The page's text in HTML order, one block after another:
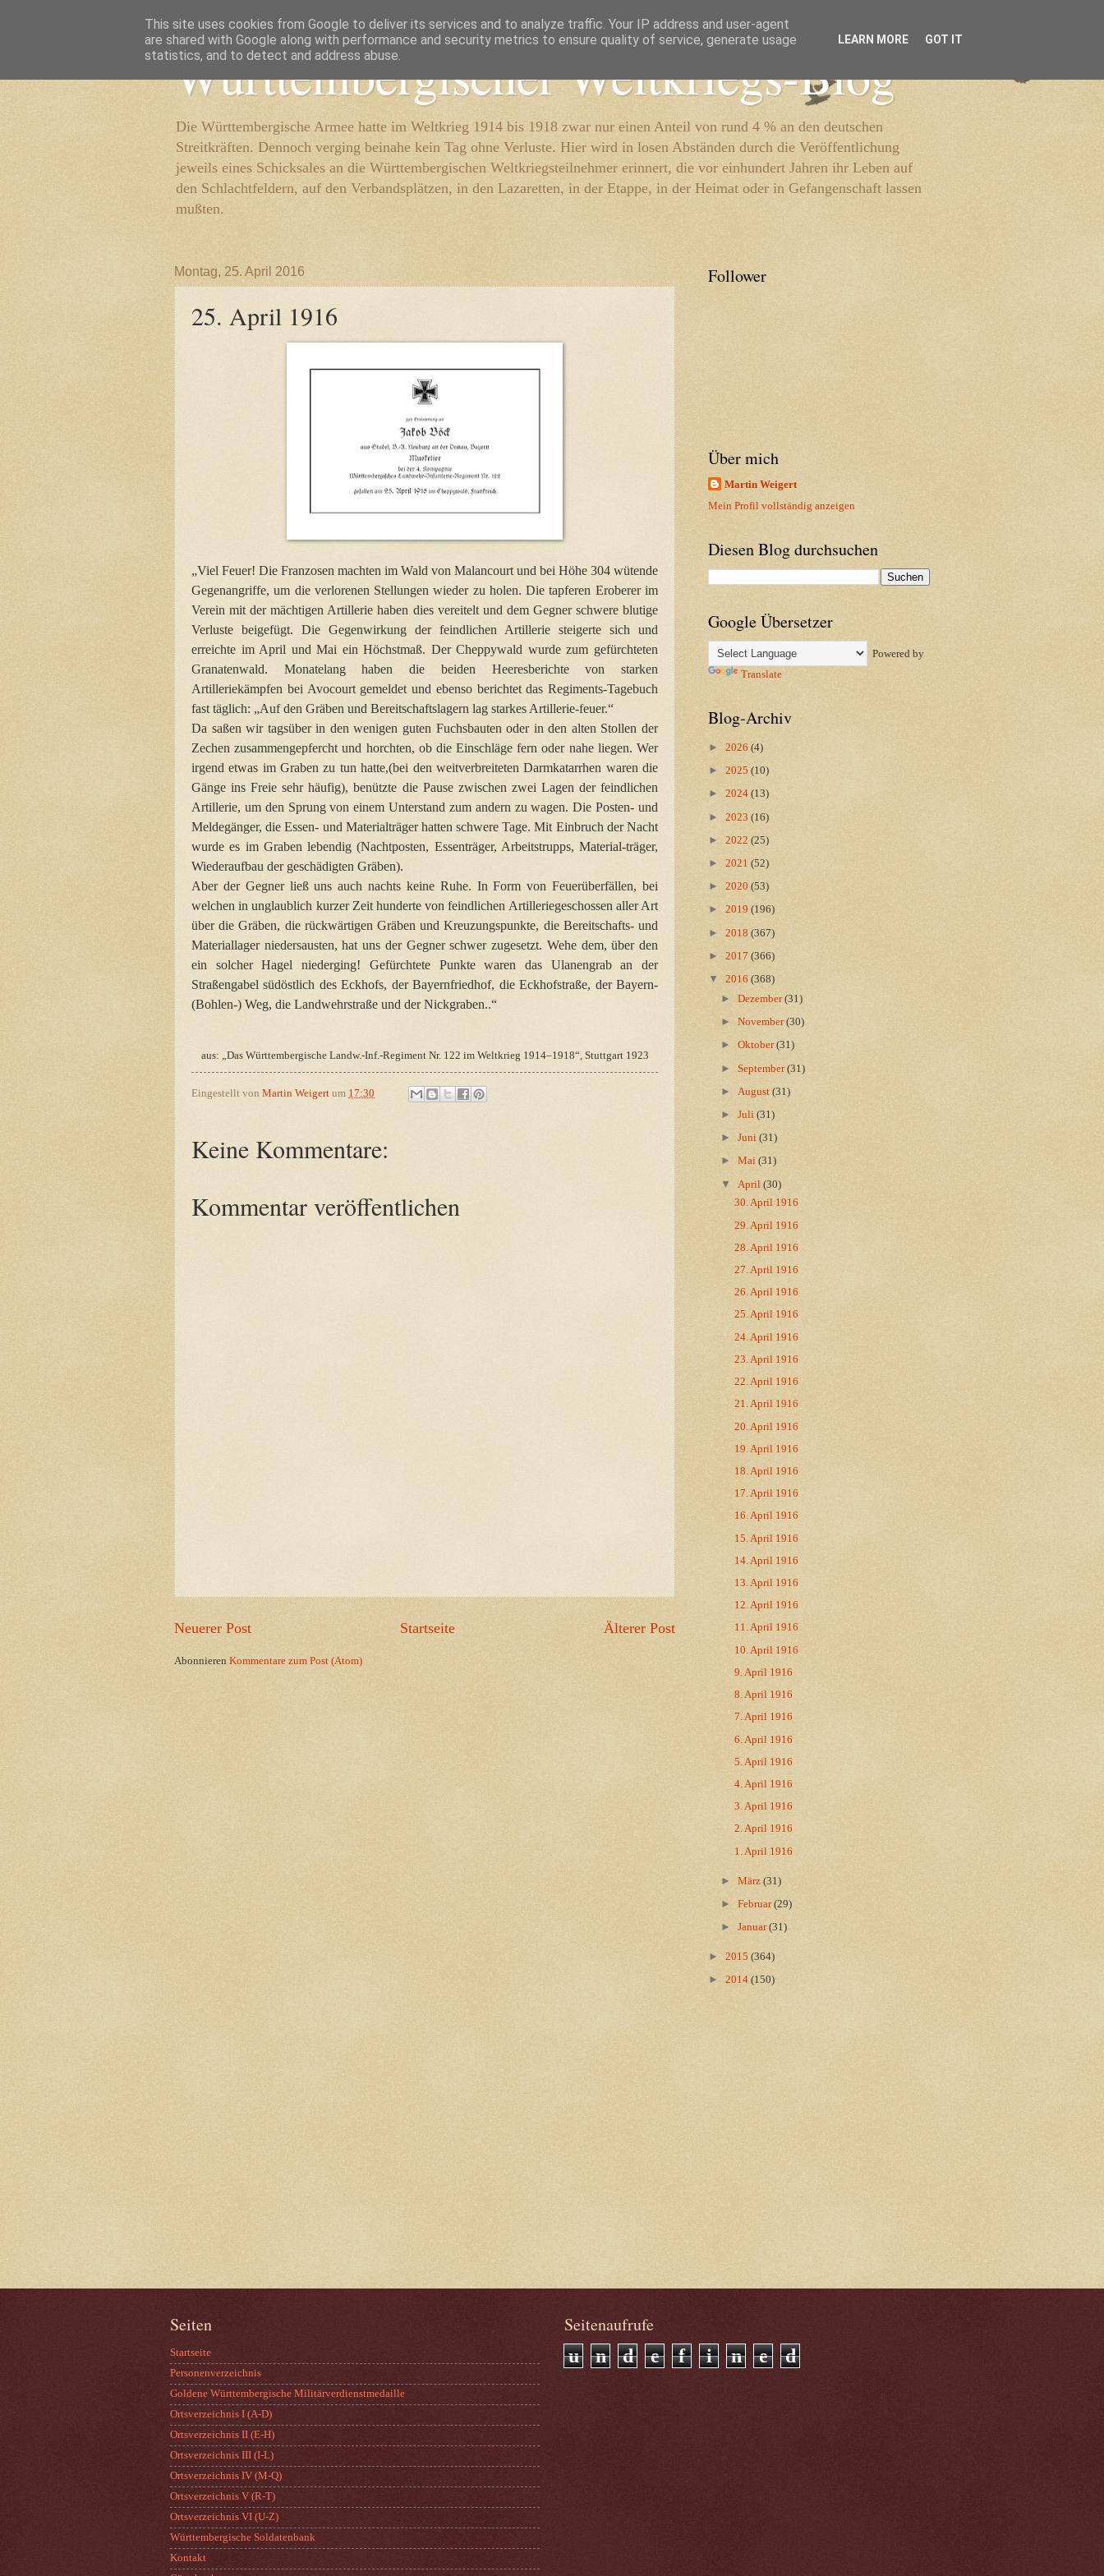
Württembergischer Weltkriegs-Blog
Die Württembergische Armee hatte im Weltkrieg 1914 bis 1918 zwar nur einen Anteil von rund 4 % an den deutschen
Streitkräften. Dennoch verging beinahe kein Tag ohne Verluste. Hier wird in losen Abständen durch die Veröffentlichung
jeweils eines Schicksales an die Württembergischen Weltkriegsteilnehmer erinnert, die vor einhundert Jahren ihr Leben auf
den Schlachtfeldern, auf den Verbandsplätzen, in den Lazaretten, in der Etappe, in der Heimat oder in Gefangenschaft lassen
mußten.
Montag, 25. April 2016
25. April 1916
„Viel Feuer! Die Franzosen machten im Wald von Malancourt und bei Höhe 304 wütende
Gegenangriffe, um die verlorenen Stellungen wieder zu holen. Die tapferen Eroberer im
Verein mit der mächtigen Artillerie haben dies vereitelt und dem Gegner schwere blutige
Verluste beigefügt. Die Gegenwirkung der feindlichen Artillerie steigerte sich und
erreichte im April und Mai ein Höchstmaß. Der Cheppywald wurde zum gefürchteten
Granatenwald. Monatelang haben die beiden Heeresberichte von starken
Artilleriekämpfen bei Avocourt gemeldet und ebenso berichtet das Regiments-Tagebuch
fast täglich: „Auf den Gräben und Bereitschaftslagern lag starkes Artillerie-feuer.“
Da saßen wir tagsüber in den wenigen guten Fuchsbauten oder in den alten Stollen der
Zechen zusammengepfercht und horchten, ob die Einschläge fern oder nahe liegen. Wer
irgend etwas im Graben zu tun hatte,(bei den weitverbreiteten Darmkatarrhen waren die
Gänge ins Freie sehr häufig), benützte die Pause zwischen zwei Lagen der feindlichen
Artillerie, um den Sprung von einem Unterstand zum andern zu wagen. Die Posten- und
Meldegänger, die Essen- und Materialträger hatten schwere Tage. Mit Einbruch der Nacht
wurde es im Graben lebendig (Nachtposten, Essenträger, Arbeitstrupps, Material-träger,
Wiederaufbau der geschädigten Gräben).
Aber der Gegner ließ uns auch nachts keine Ruhe. In Form von Feuerüberfällen, bei
welchen in unglaublich kurzer Zeit hunderte von feindlichen Artilleriegeschossen aller Art
über die Gräben, die rückwärtigen Gräben und Kreuzungspunkte, die Bereitschafts- und
Materiallager niedersausten, hat uns der Gegner schwer zugesetzt. Wehe dem, über den
ein solcher Hagel niederging! Gefürchtete Punkte waren das Ulanengrab an der
Straßengabel südöstlich des Eckhofs, der Bayernfriedhof, die Eckhofstraße, der Bayern-
(Bohlen-) Weg, die Landwehrstraße und der Nickgraben..“
aus: „Das Württembergische Landw.-Inf.-Regiment Nr. 122 im Weltkrieg 1914–1918“, Stuttgart 1923
Eingestellt von Martin Weigert um 17:30
Keine Kommentare:
Kommentar veröffentlichen
Neuerer Post Älterer Post
Startseite
Abonnieren Kommentare zum Post (Atom)
Follower
Über mich
Martin Weigert
Mein Profil vollständig anzeigen
Diesen Blog durchsuchen
Google Übersetzer
Powered by
Translate
Blog-Archiv
► 2026 (4)
► 2025 (10)
► 2024 (13)
► 2023 (16)
► 2022 (25)
► 2021 (52)
► 2020 (53)
► 2019 (196)
► 2018 (367)
► 2017 (366)
▼ 2016 (368)
►Dezember(31)
►November(30)
►Oktober(31)
►September(31)
► August(31)
►Juli(31)
►Juni(31)
►Mai(31)
▼ April(30)
30. April 1916
29. April 1916
28. April 1916
27. April 1916
26. April 1916
25. April 1916
24. April 1916
23. April 1916
22. April 1916
21. April 1916
20. April 1916
19. April 1916
18. April 1916
17. April 1916
16. April 1916
15. April 1916
14. April 1916
13. April 1916
12. April 1916
11. April 1916
10. April 1916
9. April 1916
8. April 1916
7. April 1916
6. April 1916
5. April 1916
4. April 1916
3. April 1916
2. April 1916
1. April 1916
►März(31)
►Februar(29)
►Januar(31)
► 2015 (364)
► 2014 (150)
Seiten
Startseite
Personenverzeichnis
Goldene Württembergische Militärverdienstmedaille
Ortsverzeichnis I (A-D)
Ortsverzeichnis II (E-H)
Ortsverzeichnis III (I-L)
Ortsverzeichnis IV (M-Q)
Ortsverzeichnis V (R-T)
Ortsverzeichnis VI (U-Z)
Württembergische Soldatenbank
Kontakt
Seitenaufrufe
u n d e f i n e d
This site uses cookies from Google to deliver its services and to analyze traffic. Your IP address and user-agent
are shared with Google along with performance and security metrics to ensure quality of service, generate usage
statistics, and to detect and address abuse.
LEARN MORE GOT IT